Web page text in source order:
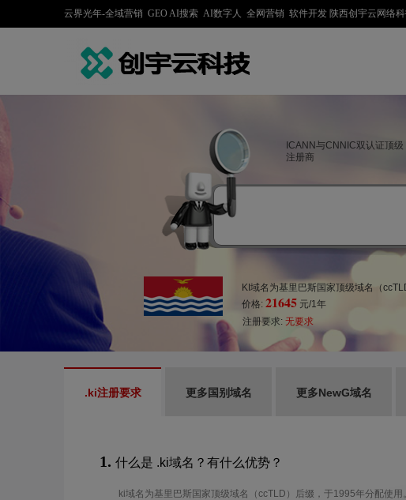
云界光年-全域营销 GEO AI搜索 AI数字人 全网营销 软件开发 陕西创宇云网络科
ICANN与CNNIC双认证顶级
注册商
KI域名为基里巴斯国家顶级域名（
价格: 21645 元/1年
注册要求: 无要求
.ki注册要求 更多国别域名 更多NewG域名
1. 什么是 .ki域名？有什么优势？
ki域名为基里巴斯国家顶级域名（ccTLD）后缀，于1995年分配使用